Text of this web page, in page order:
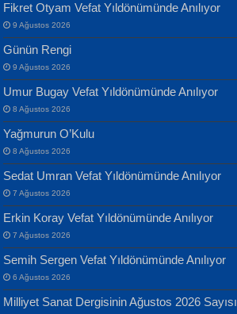
MUSTAFA KELOĞLU
Yarına İz Bırakmak...
ATİLLA ÖZEN
Sultan Olmadan Önce Eyüp...
Yılmaz Ekinci
Geceye Söylenen...
Banu Sancak
Defterimden İçeri...
Fikret Otyam Vefat Yıldönümünde Anılıyor
9 Ağustos 2026
Günün Rengi
9 Ağustos 2026
Umur Bugay Vefat Yıldönümünde Anılıyor
8 Ağustos 2026
Yağmurun O’Kulu
8 Ağustos 2026
Sedat Umran Vefat Yıldönümünde Anılıyor
7 Ağustos 2026
Erkin Koray Vefat Yıldönümünde Anılıyor
7 Ağustos 2026
Semih Sergen Vefat Yıldönümünde Anılıyor
6 Ağustos 2026
Milliyet Sanat Dergisinin Ağustos 2026 Sayısı